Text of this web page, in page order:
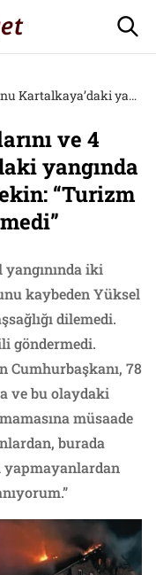
ÖZEL HABER | Çocuklarını ve 4 torununu Kartalkaya’daki yangında kaybeden Yüksel Gültekin: “Turizm Bakanı başsağlığı dilemedi”
ve 4
yangında
“Turizm
iki
kaybeden Yüksel
dilemedi.
göndermedi.
Cumhurbaşkanı, 78
ve bu olaydaki
müsaade
burada
yapmayanlardan